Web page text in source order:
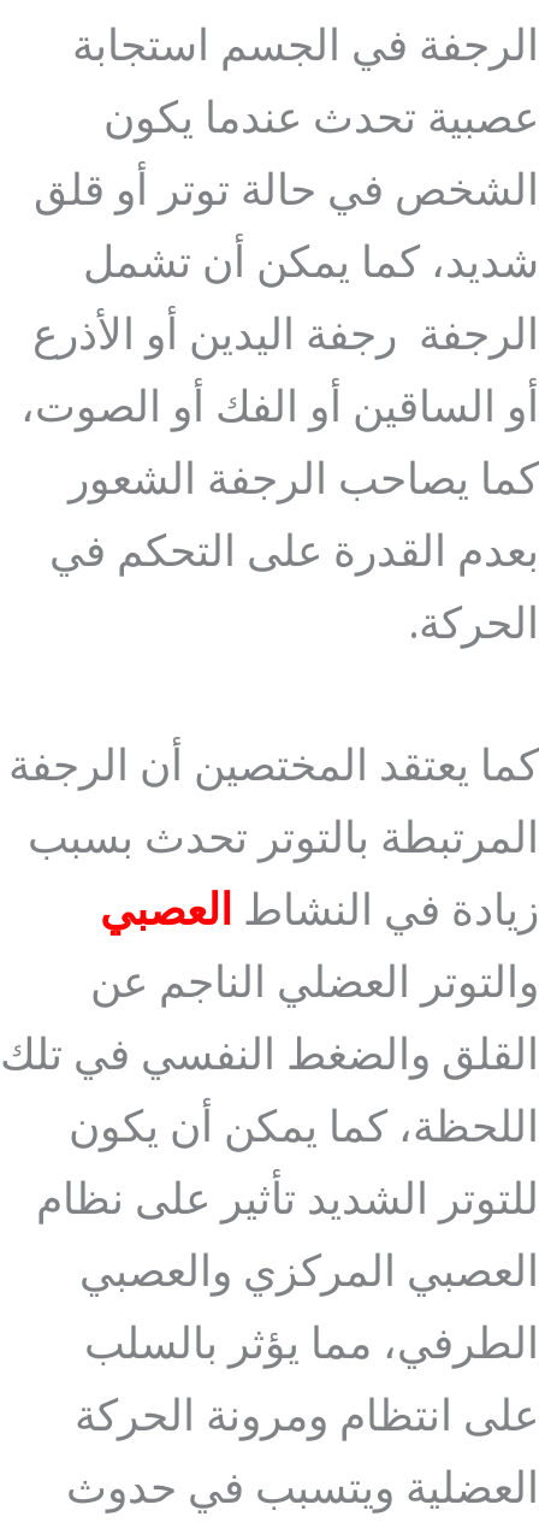
الرجفة في الجسم استجابة
عصبية تحدث عندما يكون
الشخص في حالة توتر أو قلق
شديد، كما يمكن أن تشمل
الرجفة رجفة اليدين أو الأذرع
أو الساقين أو الفك أو الصوت،
كما يصاحب الرجفة الشعور
بعدم القدرة على التحكم في
الحركة.
كما يعتقد المختصين أن الرجفة
المرتبطة بالتوتر تحدث بسبب
زيادة في النشاط العصبي
والتوتر العضلي الناجم عن
القلق والضغط النفسي في تلك
اللحظة، كما يمكن أن يكون
للتوتر الشديد تأثير على نظام
العصبي المركزي والعصبي
الطرفي، مما يؤثر بالسلب
على انتظام ومرونة الحركة
العضلية ويتسبب في حدوث